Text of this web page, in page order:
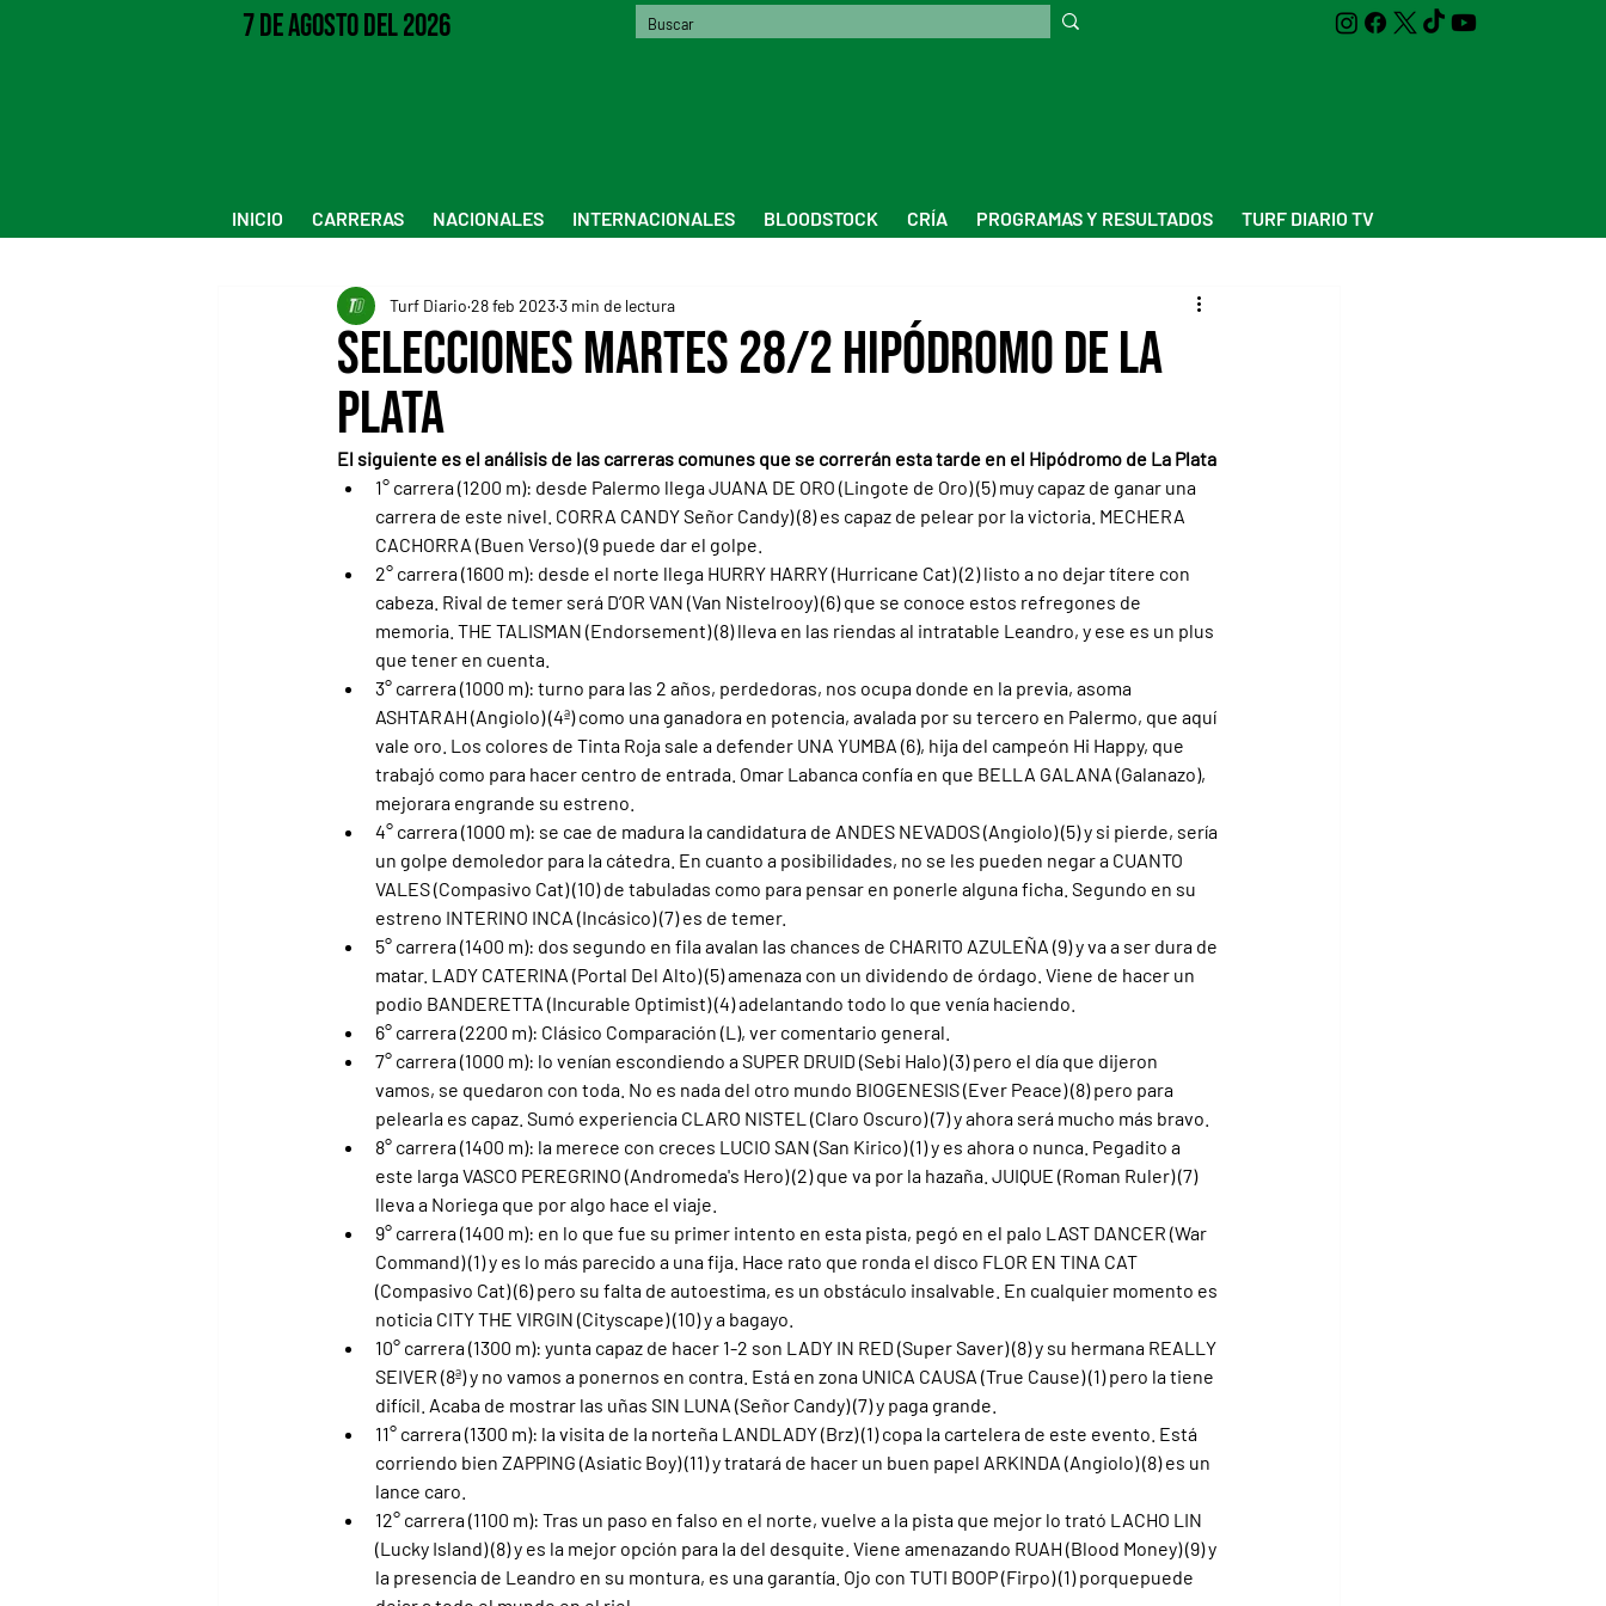
7 de Agosto del 2026
INICIO CARRERAS NACIONALES INTERNACIONALES BLOODSTOCK CRÍA PROGRAMAS Y RESULTADOS TURF DIARIO TV
Selecciones Martes 28/2 Hipódromo de La
Plata
Turf Diario 28 feb 20233 min de lectura
El siguiente es el análisis de las carreras comunes que se correrán esta tarde en el Hipódromo de La Plata
1° carrera (1200 m): desde Palermo llega JUANA DE ORO (Lingote de Oro) (5) muy capaz de ganar una
carrera de este nivel. CORRA CANDY Señor Candy) (8) es capaz de pelear por la victoria. MECHERA
CACHORRA (Buen Verso) (9 puede dar el golpe.
2° carrera (1600 m): desde el norte llega HURRY HARRY (Hurricane Cat) (2) listo a no dejar títere con
cabeza. Rival de temer será D’OR VAN (Van Nistelrooy) (6) que se conoce estos refregones de
memoria. THE TALISMAN (Endorsement) (8) lleva en las riendas al intratable Leandro, y ese es un plus
que tener en cuenta.
3° carrera (1000 m): turno para las 2 años, perdedoras, nos ocupa donde en la previa, asoma
ASHTARAH (Angiolo) (4ª) como una ganadora en potencia, avalada por su tercero en Palermo, que aquí
vale oro. Los colores de Tinta Roja sale a defender UNA YUMBA (6), hija del campeón Hi Happy, que
trabajó como para hacer centro de entrada. Omar Labanca confía en que BELLA GALANA (Galanazo),
mejorara engrande su estreno.
4° carrera (1000 m): se cae de madura la candidatura de ANDES NEVADOS (Angiolo) (5) y si pierde, sería
un golpe demoledor para la cátedra. En cuanto a posibilidades, no se les pueden negar a CUANTO
VALES (Compasivo Cat) (10) de tabuladas como para pensar en ponerle alguna ficha. Segundo en su
estreno INTERINO INCA (Incásico) (7) es de temer.
5° carrera (1400 m): dos segundo en fila avalan las chances de CHARITO AZULEÑA (9) y va a ser dura de
matar. LADY CATERINA (Portal Del Alto) (5) amenaza con un dividendo de órdago. Viene de hacer un
podio BANDERETTA (Incurable Optimist) (4) adelantando todo lo que venía haciendo.
6° carrera (2200 m): Clásico Comparación (L), ver comentario general.
7° carrera (1000 m): lo venían escondiendo a SUPER DRUID (Sebi Halo) (3) pero el día que dijeron
vamos, se quedaron con toda. No es nada del otro mundo BIOGENESIS (Ever Peace) (8) pero para
pelearla es capaz. Sumó experiencia CLARO NISTEL (Claro Oscuro) (7) y ahora será mucho más bravo.
8° carrera (1400 m): la merece con creces LUCIO SAN (San Kirico) (1) y es ahora o nunca. Pegadito a
este larga VASCO PEREGRINO (Andromeda's Hero) (2) que va por la hazaña. JUIQUE (Roman Ruler) (7)
lleva a Noriega que por algo hace el viaje.
9° carrera (1400 m): en lo que fue su primer intento en esta pista, pegó en el palo LAST DANCER (War
Command) (1) y es lo más parecido a una fija. Hace rato que ronda el disco FLOR EN TINA CAT
(Compasivo Cat) (6) pero su falta de autoestima, es un obstáculo insalvable. En cualquier momento es
noticia CITY THE VIRGIN (Cityscape) (10) y a bagayo.
10° carrera (1300 m): yunta capaz de hacer 1-2 son LADY IN RED (Super Saver) (8) y su hermana REALLY
SEIVER (8ª) y no vamos a ponernos en contra. Está en zona UNICA CAUSA (True Cause) (1) pero la tiene
difícil. Acaba de mostrar las uñas SIN LUNA (Señor Candy) (7) y paga grande.
11° carrera (1300 m): la visita de la norteña LANDLADY (Brz) (1) copa la cartelera de este evento. Está
corriendo bien ZAPPING (Asiatic Boy) (11) y tratará de hacer un buen papel ARKINDA (Angiolo) (8) es un
lance caro.
12° carrera (1100 m): Tras un paso en falso en el norte, vuelve a la pista que mejor lo trató LACHO LIN
(Lucky Island) (8) y es la mejor opción para la del desquite. Viene amenazando RUAH (Blood Money) (9) y
la presencia de Leandro en su montura, es una garantía. Ojo con TUTI BOOP (Firpo) (1) porquepuede